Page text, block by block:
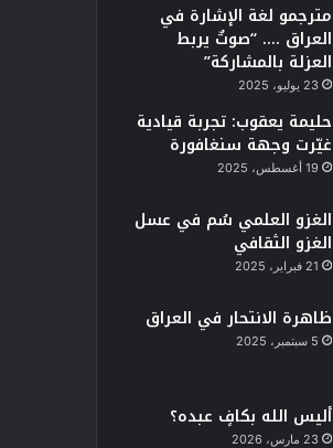
مترجمو لغة الإشارة في
العراق …. “صوتٌ يربط
العزلة بالمشاركة”
23 يوليو، 2025
حليمة يعقوب: تجربة قيادية
غيّرت وجهة سنغافورة
19 أغسطس، 2025
الغزو العلمي سُم في عسل
الغزو الثقافي
21 فبراير، 2025
ظاهرة الانتحار في العراق
5 سبتمبر، 2025
أليس الله بكافٍ عبده؟
23 مارس، 2026